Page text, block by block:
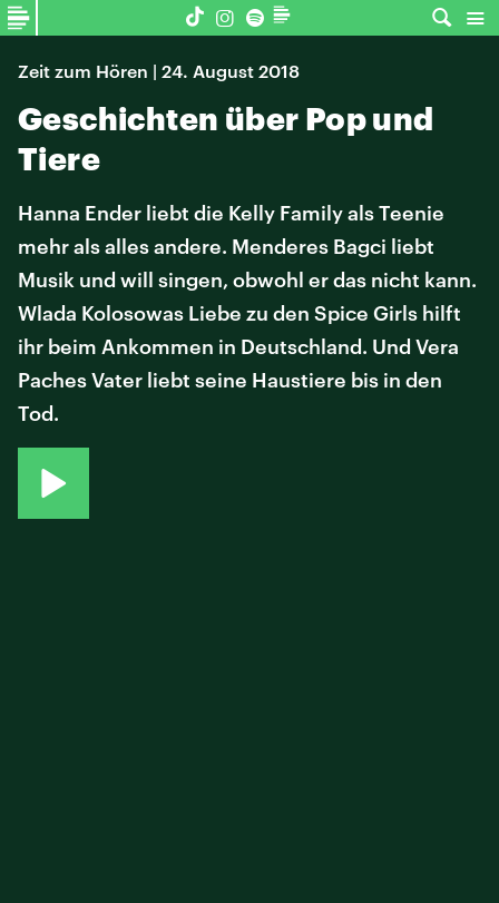
Zeit zum Hören | 24. August 2018
Geschichten über Pop und
Tiere
Hanna Ender liebt die Kelly Family als Teenie
mehr als alles andere. Menderes Bagci liebt
Musik und will singen, obwohl er das nicht kann.
Wlada Kolosowas Liebe zu den Spice Girls hilft
ihr beim Ankommen in Deutschland. Und Vera
Paches Vater liebt seine Haustiere bis in den
Tod.